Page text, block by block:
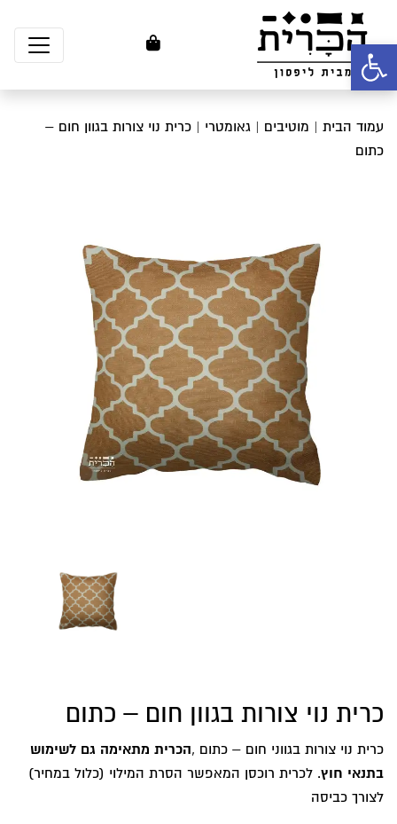
פתח סרגל נגישות
עמוד הבית | מוטיבים | גאומטרי | כרית נוי צורות בגוון חום –
כתום
כרית נוי צורות בגוון חום – כתום
כרית נוי צורות בגווני חום – כתום ,הכרית מתאימה גם לשימוש
בתנאי חוץ. לכרית רוכסן המאפשר הסרת המילוי (כלול במחיר)
לצורך כביסה